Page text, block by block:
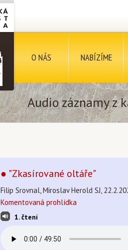
O NÁS NABÍZÍME
Audio záznamy z
● "Zkasírované oltáře"
Filip Srovnal, Miroslav Herold SJ,
Komentovaná prohlídka
1. čtení